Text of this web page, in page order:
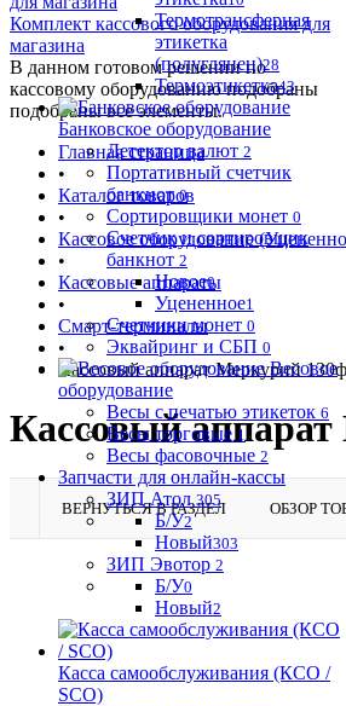
Термотрансферная
этикетка
(полуглянец)28
Термоэтикетка43
Банковское оборудование
Детектор валют 2
Портативный счетчик
банкнот 0
Сортировщики монет 0
Счетчик и сортировщик
банкнот 2
Новое0
Уцененное1
Счетчики монет 0
Эквайринг и СБП 0
Весовое
оборудование
Весы с печатью этикеток 6
Весы торговые 1
Весы фасовочные 2
Запчасти для онлайн-кассы
ЗИП Атол 305
Б/У2
Новый303
ЗИП Эвотор 2
Б/У0
Новый2
Касса самообслуживания (КСО /
SCO)
Комплект кассового оборудования для
магазина
В данном готовом решении по
кассовому оборудованию подобраны
подобраны все элементы.
Главная страница
•
Каталог товаров
•
Кассовое оборудование
•
Кассовые аппараты
•
Смарт-терминалы
•
Кассовый аппарат Меркурий
Кассовый
ВЕРНУТЬСЯ В РАЗДЕЛ ОБЗОР